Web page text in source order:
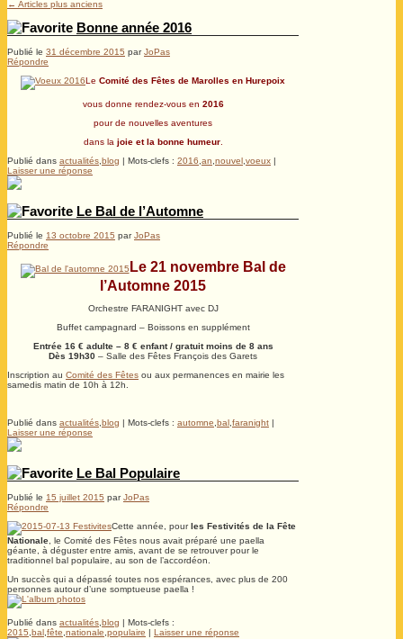
← Articles plus anciens
Bonne année 2016
Publié le 31 décembre 2015 parJoPas
Répondre
Le Comité des Fêtes de Marolles en Hurepoix
vous donne rendez-vous en 2016
pour de nouvelles aventures
dans la joie et la bonne humeur.
Publié dans actualités,blog Mots-clefs : 2016,an,nouvel ,voeux
Laisser une réponse
Le Bal de l’Automne
Publié le 13 octobre 2015 parJoPas
Répondre
Le 21 novembre Bal de
l’Automne 2015
Orchestre FARANIGHT avec DJ
Buffet campagnard – Boissons en supplément
Entrée 16 € adulte – 8 € enfant / gratuit moins de 8 ans
Dès 19h30 – Salle des Fêtes François des Garets
Inscription au Comité des Fêtes ou aux permanences en mairie les
samedis matin de 10h à 12h.
Publié dans actualités,blog | Mots-clefs : automne,bal,faranight |
Laisser une réponse
Le Bal Populaire
Publié le 15 juillet 2015 parJoPas
Répondre
Cette année, pourles Festivités de la Fête
Nationale , le Comité des Fêtes nous avait préparé une paella
géante, à déguster entre amis, avant de se retrouver pour le
traditionnel bal populaire, au son de l’accordéon.
Un succès qui a dépassé toutes nos espérances, avec plus de 200
personnes autour d’une somptueuse paella !
Publié dans actualités blog | Mots-clefs :
2015 bal fête nationale populaire | Laisser une réponse